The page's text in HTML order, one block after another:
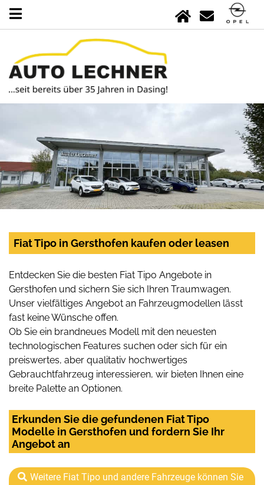
Fiat Tipo in Gersthofen kaufen oder leasen
Entdecken Sie die besten Fiat Tipo Angebote in
Gersthofen und sichern Sie sich Ihren Traumwagen.
Unser vielfältiges Angebot an Fahrzeugmodellen lässt
fast keine Wünsche offen.
Ob Sie ein brandneues Modell mit den neuesten
technologischen Features suchen oder sich für ein
preiswertes, aber qualitativ hochwertiges
Gebrauchtfahrzeug interessieren, wir bieten Ihnen eine
breite Palette an Optionen.
Erkunden Sie die gefundenen Fiat Tipo
Modelle in Gersthofen und fordern Sie Ihr
Angebot an
Weitere Fiat Tipo und andere Fahrzeuge können Sie